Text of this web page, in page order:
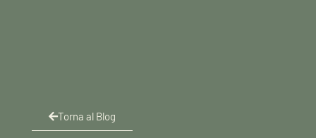
Torna al Blog